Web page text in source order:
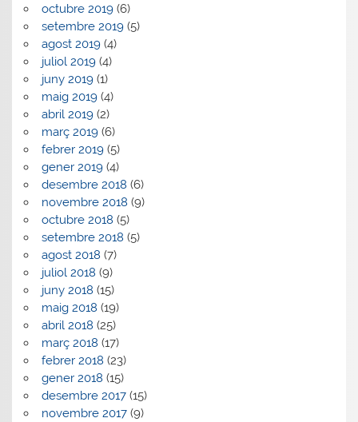
octubre 2019(6)
setembre 2019(5)
agost 2019(4)
juliol 2019(4)
juny 2019(1)
maig 2019(4)
abril 2019(2)
març 2019(6)
febrer 2019(5)
gener 2019(4)
desembre 2018 (6)
novembre 2018 (9)
octubre 2018 (5)
setembre 2018 (5)
agost 2018 (7)
juliol 2018 (9)
juny 2018 (15)
maig 2018 (19)
abril 2018 (25)
març 2018 (17)
febrer 2018 (23)
gener 2018 (15)
desembre 2017(15)
novembre 2017(9)